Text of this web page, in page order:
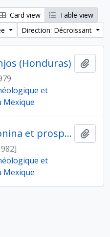
Card view
Table view
Direction: Décroissant
(Honduras)
et
Mexique
Fouilles du site de Tonina et prospections dans la vallée d'Ocosingo (Mexique)
et
Mexique